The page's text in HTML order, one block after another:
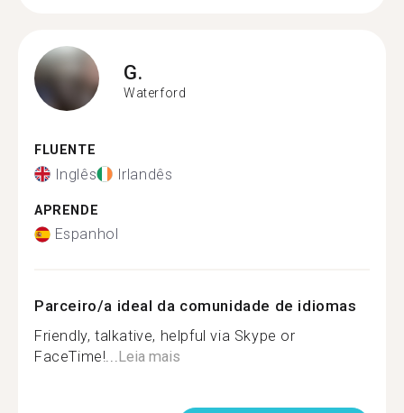
G.
Waterford
FLUENTE
Inglês Irlandês
APRENDE
Espanhol
Parceiro/a ideal da comunidade de idiomas
Friendly, talkative, helpful via Skype or
FaceTime!...Leia mais